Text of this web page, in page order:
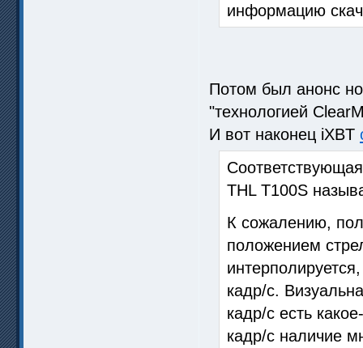
информацию
Потом был анонс
"технологией
И вот наконец iXBT
THL T100S
К сожалению,
положением
кадр/с.
кадр/с есть
кадр/с наличие